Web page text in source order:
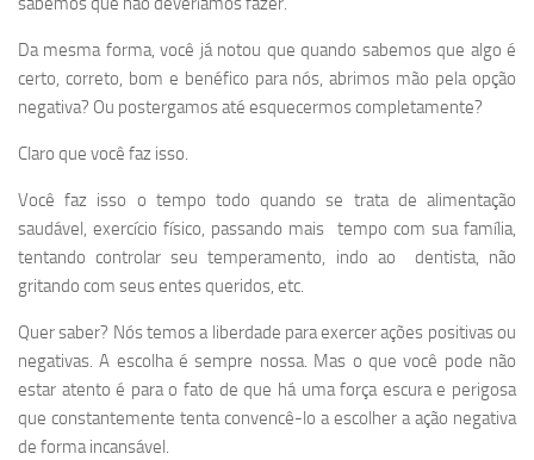
Da mesma forma, você já notou que quando sabemos que algo é
certo, correto, bom e benéfico para nós, abrimos mão pela opção
negativa? Ou postergamos até esquecermos completamente?
Claro que você faz isso.
Você faz isso o tempo todo quando se trata de alimentação
saudável, exercício físico, passando mais tempo com sua família,
tentando controlar seu temperamento, indo ao dentista, não
gritando com seus entes queridos, etc.
Quer saber? Nós temos a liberdade para exercer ações positivas ou
negativas. A escolha é sempre nossa. Mas o que você pode não
estar atento é para o fato de que há uma força escura e perigosa
que constantemente tenta convencê-lo a escolher a ação negativa
de forma incansável.